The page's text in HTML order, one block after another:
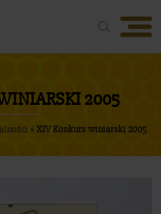
2005
» XIV Konkurs winiarski 2005